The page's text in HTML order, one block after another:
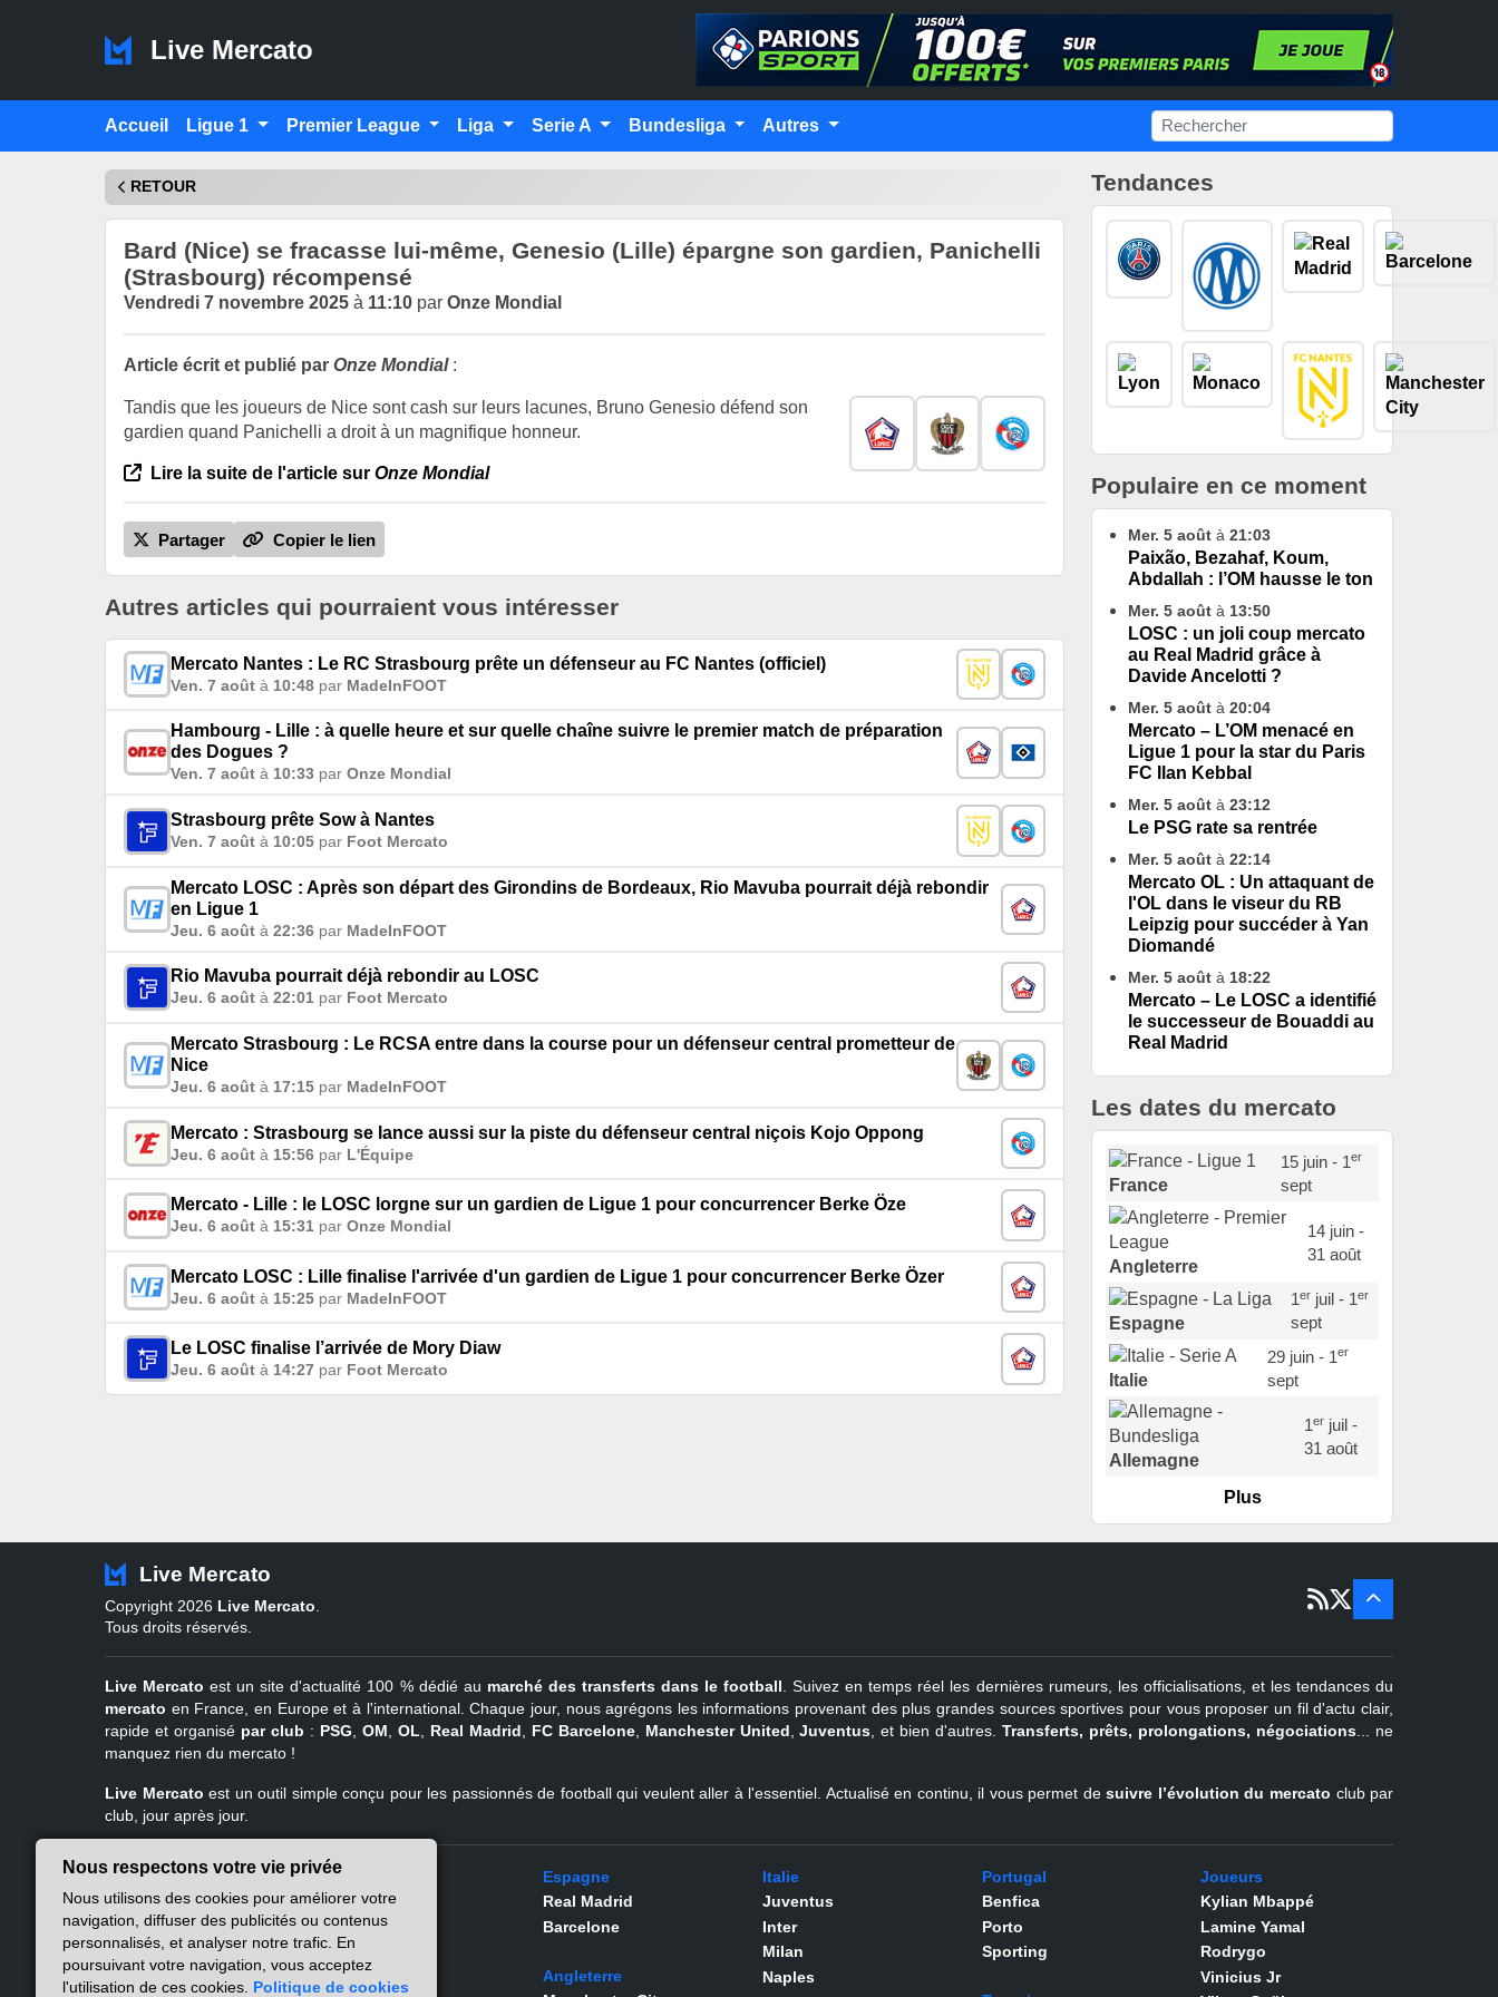
Live Mercato
Accueil Ligue 1 Premier League Liga Serie A Bundesliga Autres
RETOUR
Bard (Nice) se fracasse lui-même, Genesio (Lille) épargne son gardien, Panichelli
(Strasbourg) récompensé
Vendredi 7 novembre 2025 à 11:10 par Onze Mondial
Article écrit et publié par Onze Mondial:
Tandis que les joueurs de Nice sont cash sur leurs lacunes, Bruno Genesio défend son
gardien quand Panichelli a droit à un magnifique honneur.
Lire la suite de l'article sur Onze Mondial
Partager Copier le lien
Autres articles qui pourraient vous intéresser
Mercato Nantes : Le RC Strasbourg prête un défenseur au FC Nantes (officiel)
Ven. 7 août à 10:48 par MadeInFOOT
Hambourg - Lille : à quelle heure et sur quelle chaîne suivre le premier match de préparation
des Dogues ?
Ven. 7 août à 10:33 par Onze Mondial
Strasbourg prête Sow à Nantes
Ven. 7 août à 10:05 par Foot Mercato
Mercato LOSC : Après son départ des Girondins de Bordeaux, Rio Mavuba pourrait déjà rebondir
en Ligue 1
Jeu. 6 août à 22:36 par MadeInFOOT
Rio Mavuba pourrait déjà rebondir au LOSC
Jeu. 6 août à 22:01 par Foot Mercato
Mercato Strasbourg : Le RCSA entre dans la course pour un défenseur central prometteur de
Nice
Jeu. 6 août à 17:15 par MadeInFOOT
Mercato : Strasbourg se lance aussi sur la piste du défenseur central niçois Kojo Oppong
Jeu. 6 août à 15:56 par L'Équipe
Mercato - Lille : le LOSC lorgne sur un gardien de Ligue 1 pour concurrencer Berke Öze
Jeu. 6 août à 15:31 par Onze Mondial
Mercato LOSC : Lille finalise l'arrivée d'un gardien de Ligue 1 pour concurrencer Berke Özer
Jeu. 6 août à 15:25 par MadeInFOOT
Le LOSC finalise l’arrivée de Mory Diaw
Jeu. 6 août à 14:27 par Foot Mercato
Tendances
Populaire en ce moment
Mer. 5 août à 21:03
Paixão, Bezahaf, Koum,
Abdallah : l’OM hausse le ton
Mer. 5 août à 13:50
LOSC : un joli coup mercato
au Real Madrid grâce à
Davide Ancelotti ?
Mer. 5 août à 20:04
Mercato – L’OM menacé en
Ligue 1 pour la star du Paris
FC Ilan Kebbal
Mer. 5 août à 23:12
Le PSG rate sa rentrée
Mer. 5 août à 22:14
Mercato OL : Un attaquant de
l'OL dans le viseur du RB
Leipzig pour succéder à Yan
Diomandé
Mer. 5 août à 18:22
Mercato – Le LOSC a identifié
le successeur de Bouaddi au
Real Madrid
Les dates du mercato
France
15 juin - 1er
sept
Angleterre
14 juin -
31 août
Espagne
1erjuil - 1er
sept
Italie
29 juin - 1er
sept
Allemagne
1erjuil -
31 août
Portugal
15 sept
22 juin - 2
sept
Turquie
sept
Belgique
er
juil -
31 août
Plus
Live Mercato
Copyright 2026 Live Mercato
Tous droits réservés.
Live Mercato est un site d'actualité 100 % dédié au marché des transferts dans le football . Suivez en temps réel les dernières rumeurs, les officialisations, et les tendances du
mercato en France, en Europe et à l'international. Chaque jour, nous agrégons les informations provenant des plus grandes sources sportives pour vous proposer un fil d'actu clair,
rapide et organisé par club : PSG OM OL Real Madrid FC Barcelone, Manchester United ,Juventus , et bien d'autres.Transferts, prêts, prolongations, négociations ... ne
manquez rien du mercato !
Live Mercato est un outil simple conçu pour les passionnés de football qui veulent aller à l'essentiel. Actualisé en continu, il vous permet desuivre l’évolution du mercato club par
club, jour après jour.
Live Mercato
A propos
Nous contacter
Mentions légales
Politique de
Ligue 1
PSG
Marseille
Lyon
Lille
Espagne
Real Madrid
Barcelone
Angleterre
Italie
Juventus
Inter
Milan
Naples
Portugal
Benfica
Porto
Sporting
Joueurs
Kylian Mbappé
Lamine Yamal
Rodrygo
Vinicius Jr
Nous respectons votre vie privée
Nous utilisons des cookies pour améliorer votre
navigation, diffuser des publicités ou contenus
personnalisés, et analyser notre trafic. En
poursuivant votre navigation, vous acceptez
l'utilisation de ces cookies. Politique de cookies